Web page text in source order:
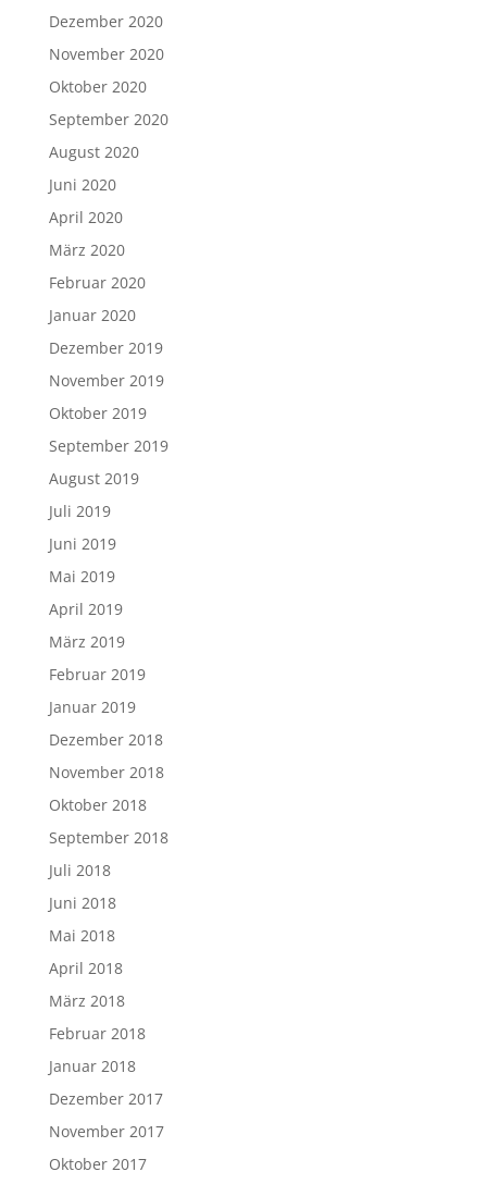
Dezember 2020
November 2020
Oktober 2020
September 2020
August 2020
Juni 2020
April 2020
März 2020
Februar 2020
Januar 2020
Dezember 2019
November 2019
Oktober 2019
September 2019
August 2019
Juli 2019
Juni 2019
Mai 2019
April 2019
März 2019
Februar 2019
Januar 2019
Dezember 2018
November 2018
Oktober 2018
September 2018
Juli 2018
Juni 2018
Mai 2018
April 2018
März 2018
Februar 2018
Januar 2018
Dezember 2017
November 2017
Oktober 2017